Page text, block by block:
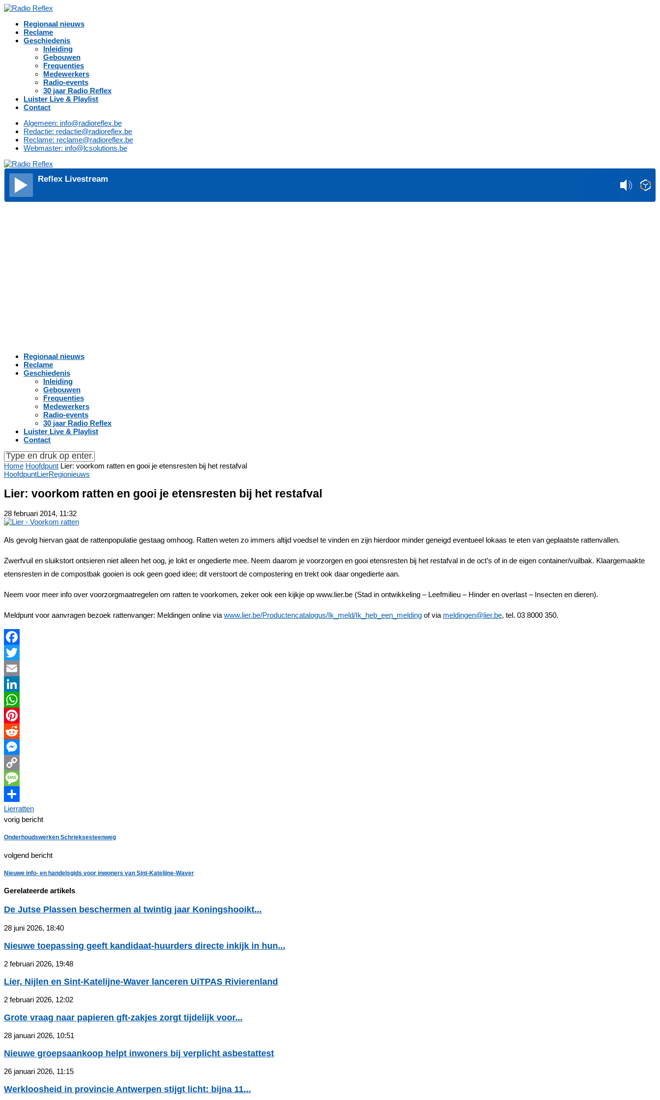
Regionaal nieuws
Reclame
Geschiedenis
Inleiding
Gebouwen
Frequenties
Medewerkers
Radio-events
30 jaar Radio Reflex
Luister Live & Playlist
Contact
Algemeen: info@radioreflex.be
Redactie: redactie@radioreflex.be
Reclame: reclame@radioreflex.be
Webmaster: info@lcsolutions.be
Reflex Livestream
Regionaal nieuws
Reclame
Geschiedenis
Inleiding
Gebouwen
Frequenties
Medewerkers
Radio-events
30 jaar Radio Reflex
Luister Live & Playlist
Contact
Home Hoofdpunt Lier: voorkom ratten en gooi je etensresten bij het restafval
HoofdpuntLierRegionieuws
Lier: voorkom ratten en gooi je etensresten bij het restafval
28 februari 2014, 11:32
Als gevolg hiervan gaat de rattenpopulatie gestaag omhoog. Ratten weten zo immers altijd voedsel te vinden en zijn hierdoor minder geneigd eventueel lokaas te eten van geplaatste rattenvallen.
Zwerfvuil en sluikstort ontsieren niet alleen het oog, je lokt er ongedierte mee. Neem daarom je voorzorgen en gooi etensresten bij het restafval in de oct’s of in de eigen container/vuilbak. Klaargemaakte
etensresten in de compostbak gooien is ook geen goed idee; dit verstoort de compostering en trekt ook daar ongedierte aan.
Neem voor meer info over voorzorgmaatregelen om ratten te voorkomen, zeker ook een kijkje op www.lier.be (Stad in ontwikkeling – Leefmilieu – Hinder en overlast – Insecten en dieren).
Meldpunt voor aanvragen bezoek rattenvanger: Meldingen online via www.lier.be/Productencatalogus/Ik_meld/Ik_heb_een_melding of via meldingen@lier.be, tel. 03 8000 350.
Facebook
Twitter
Email
LinkedIn
WhatsApp
Pinterest
Reddit
Messenger
Copy
Link
Message
Delen
Lierratten
vorig bericht
Onderhoudswerken Schrieksesteenweg
volgend bericht
Nieuwe info- en handelsgids voor inwoners van Sint-Katelijne-Waver
Gerelateerde artikels
De Jutse Plassen beschermen al twintig jaar Koningshooikt...
28 juni 2026, 18:40
Nieuwe toepassing geeft kandidaat-huurders directe inkijk in hun...
2 februari 2026, 19:48
Lier, Nijlen en Sint‑Katelijne‑Waver lanceren UiTPAS Rivierenland
2 februari 2026, 12:02
Grote vraag naar papieren gft‑zakjes zorgt tijdelijk voor...
28 januari 2026, 10:51
Nieuwe groepsaankoop helpt inwoners bij verplicht asbestattest
26 januari 2026, 11:15
Werkloosheid in provincie Antwerpen stijgt licht: bijna 11...